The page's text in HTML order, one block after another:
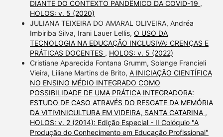
DIANTE DO CONTEXTO PANDÊMICO DA COVID-19 ,
HOLOS: v. 5 (2020)
JULIANA TEIXEIRA DO AMARAL OLIVEIRA, Andréa
Imbiriba Silva, Irani Lauer Lellis, O USO DA
TECNOLOGIA NA EDUCAÇÃO INCLUSIVA: CRENÇAS E
PRÁTICAS DOCENTES , HOLOS: v. 5 (2022)
Cristiane Aparecida Fontana Grumm, Solange Francieli
Vieira, Liliane Martins de Brito, A INICIAÇÃO CIENTÍFICA
NO ENSINO MÉDIO INTEGRADO COMO
POSSIBILIDADE DE UMA PRÁTICA INTEGRADORA:
ESTUDO DE CASO ATRAVÉS DO RESGATE DA MEMÓRIA
DA VITIVINICULTURA EM VIDEIRA, SANTA CATARINA ,
HOLOS: v. 2 (2014): Edição Especial - II Colóquio "A
Produção do Conhecimento em Educação Profissional"